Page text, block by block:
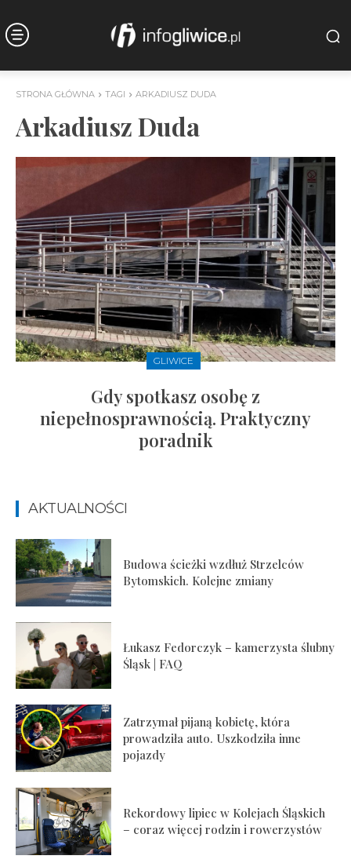
STRONA GŁÓWNA TAGI ARKADIUSZ DUDA
Arkadiusz Duda
GLIWICE
Gdy spotkasz osobę z
niepełnosprawnością. Praktyczny
poradnik
AKTUALNOŚCI
Budowa ścieżki wzdłuż Strzelców
Bytomskich. Kolejne zmiany
Łukasz Fedorczyk – kamerzysta ślubny
Śląsk | FAQ
Zatrzymał pijaną kobietę, która
prowadziła auto. Uszkodziła inne
pojazdy
Rekordowy lipiec w Kolejach Śląskich
– coraz więcej rodzin i rowerzystów